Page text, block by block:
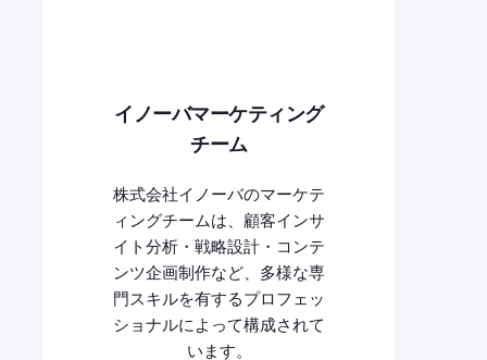
イノーバマーケティング
チーム
株式会社イノーバのマーケテ
ィングチームは、顧客インサ
イト分析・戦略設計・コンテ
ンツ企画制作など、多様な専
門スキルを有するプロフェッ
ショナルによって構成されて
います。